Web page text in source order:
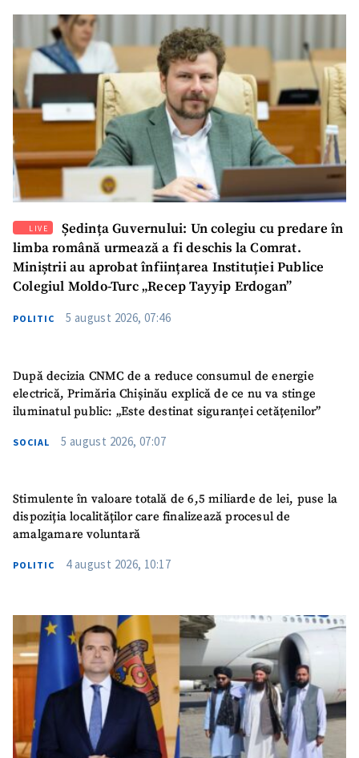
LIVE
Ședința Guvernului: Un colegiu cu predare în
limba română urmează a fi deschis la Comrat.
Miniștrii au aprobat înființarea Instituției Publice
Colegiul Moldo-Turc „Recep Tayyip Erdogan”
POLITIC 5 august 2026, 07:46
După decizia CNMC de a reduce consumul de energie
electrică, Primăria Chișinău explică de ce nu va stinge
iluminatul public: „Este destinat siguranței cetățenilor”
SOCIAL 5 august 2026, 07:07
Stimulente în valoare totală de 6,5 miliarde de lei, puse la
dispoziția localităților care finalizează procesul de
amalgamare voluntară
POLITIC 4 august 2026, 10:17